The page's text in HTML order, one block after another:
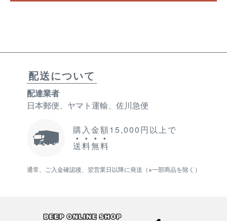
配送について
配達業者
日本郵便、ヤマト運輸、佐川急便
購入金額15,000円以上で
送料無料
通常、ご入金確認後、翌営業日以降に発送（※一部商品を除く）